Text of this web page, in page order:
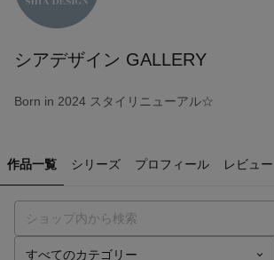
シアデザイン GALLERY
Born in 2024 スタイリニューアル☆
作品一覧 シリーズ プロフィール レビュー